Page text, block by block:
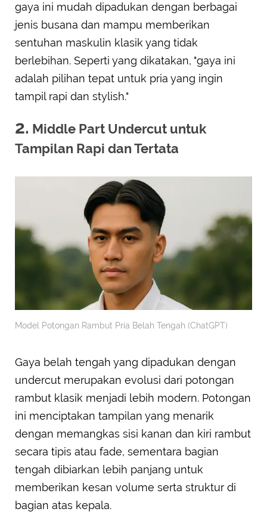
gaya ini mudah dipadukan dengan berbagai
jenis busana dan mampu memberikan
sentuhan maskulin klasik yang tidak
berlebihan. Seperti yang dikatakan, "gaya ini
adalah pilihan tepat untuk pria yang ingin
tampil rapi dan stylish."
2. Middle Part Undercut untuk
Tampilan Rapi dan Tertata
Model Potongan Rambut Pria Belah Tengah (ChatGPT)
Gaya belah tengah yang dipadukan dengan
undercut merupakan evolusi dari potongan
rambut klasik menjadi lebih modern. Potongan
ini menciptakan tampilan yang menarik
dengan memangkas sisi kanan dan kiri rambut
secara tipis atau fade, sementara bagian
tengah dibiarkan lebih panjang untuk
memberikan kesan volume serta struktur di
bagian atas kepala.